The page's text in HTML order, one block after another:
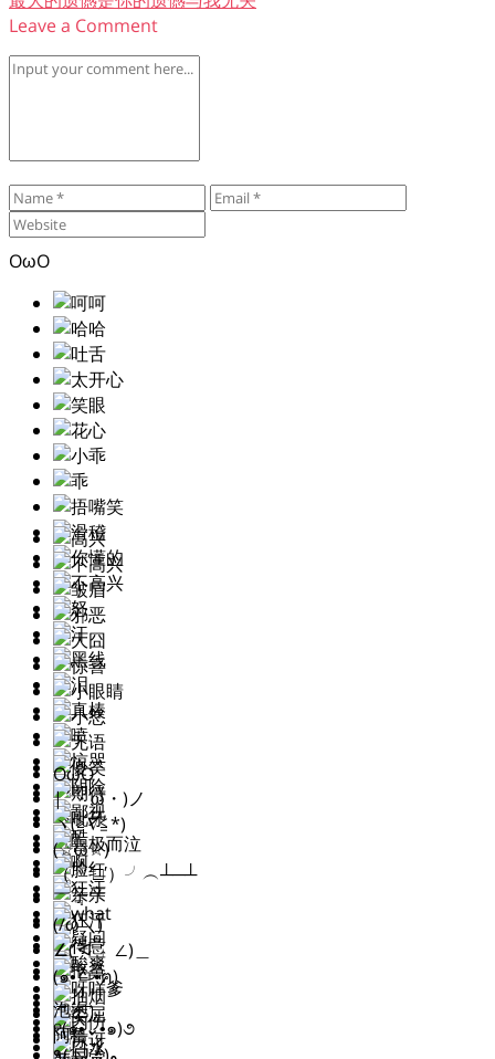
Leave a Comment
OωO
OωO
|´・ω・)ノ
ヾ(≧∇≦*)ゝ
(☆ω☆)
（╯‵□′）╯︵┴─┴
￣﹃￣
(/ω＼)
∠( ᐛ 」∠)＿
(๑•̀ㅁ•́ฅ)
→_→
୧(๑•̀⌄•́๑)૭
泡泡
阿鲁